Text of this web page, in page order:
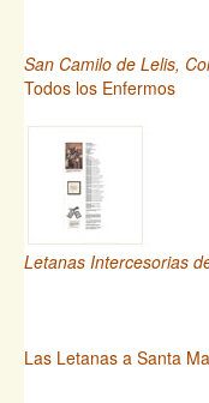
San Camilo de Lelis,
Todos los Enfermos
Letanas Intercesorias
Las Letanas a Santa